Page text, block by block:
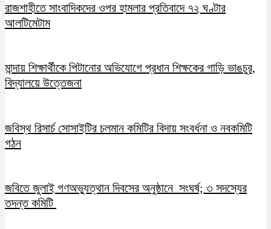
রাজশাহীতে সাংবাদিকদের ওপর হামলার প্রতিবাদে ৭২ ঘণ্টার
আলটিমেটাম
মান্দায় শিক্ষার্থীকে পিটানোর অভিযোগে প্রধান শিক্ষকের গাড়ি ভাঙচুর,
বিদ্যালয়ে উত্তেজনা
জবিস্থ রিসার্চ সোসাইটির চলমান কমিটির বিদায় সংবর্ধনা ও নবকমিটি
গঠন
জবিতে জুলাই গণঅভ্যুত্থান দিবসের অনুষ্ঠানে সংঘর্ষ; ৩ সদস্যের
তদন্ত কমিটি